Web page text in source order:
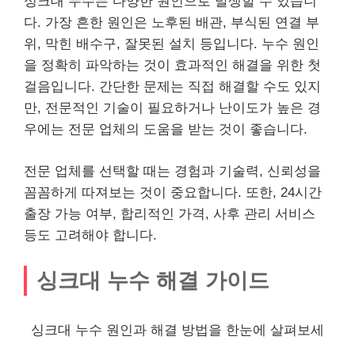
다. 가장 흔한 원인은 노후된 배관, 부식된 연결 부
위, 막힌 배수구, 잘못된 설치 등입니다. 누수 원인
을 정확히 파악하는 것이 효과적인 해결을 위한 첫
걸음입니다. 간단한 문제는 직접 해결할 수도 있지
만, 전문적인 기술이 필요하거나 난이도가 높은 경
우에는 전문 업체의 도움을 받는 것이 좋습니다.
전문 업체를 선택할 때는 경험과 기술력, 신뢰성을
꼼꼼하게 따져보는 것이 중요합니다. 또한, 24시간
출장 가능 여부, 합리적인 가격, 사후 관리 서비스
등도 고려해야 합니다.
싱크대 누수 해결 가이드
싱크대 누수 원인과 해결 방법을 한눈에 살펴보세